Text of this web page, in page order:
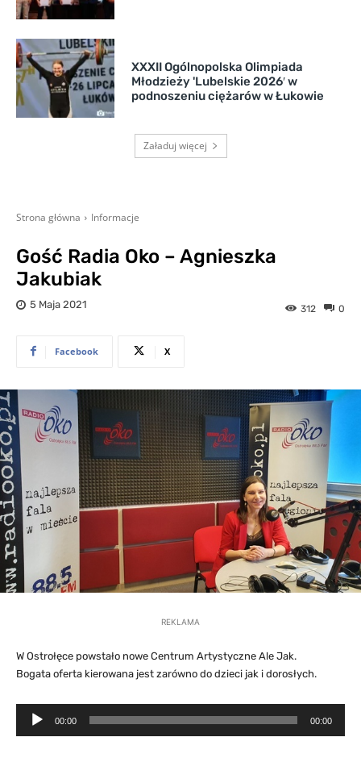
XXXII Ogólnopolska Olimpiada
Młodzieży 'Lubelskie 2026′ w
podnoszeniu ciężarów w Łukowie
Załaduj więcej